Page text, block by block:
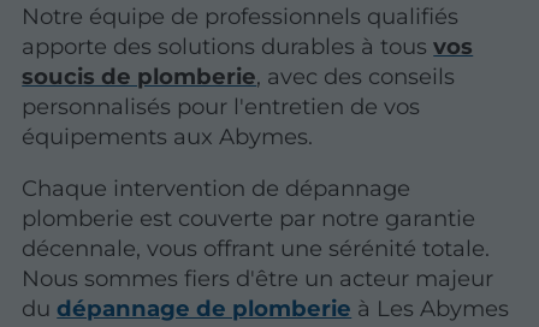
Notre équipe de professionnels qualifiés
apporte des solutions durables à tousvos
soucis de plomberie, avec des conseils
personnalisés pour l'entretien de vos
équipements aux Abymes.
Chaque intervention de dépannage
plomberie est couverte par notre garantie
décennale, vous offrant une sérénité totale.
Nous sommes fiers d'être un acteur majeur
dudépannage de plomberie à Les Abymes